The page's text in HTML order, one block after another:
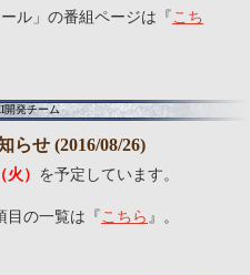
ル」の番組ページは『 こち
開発チーム
らせ (2016/08/26)
） を予定しています。
目の一覧は『 こちら 』。